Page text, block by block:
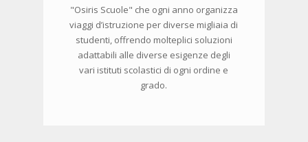
"Osiris Scuole" che ogni anno organizza
viaggi d’istruzione per diverse migliaia di
studenti, offrendo molteplici soluzioni
adattabili alle diverse esigenze degli
vari istituti scolastici di ogni ordine e
grado.